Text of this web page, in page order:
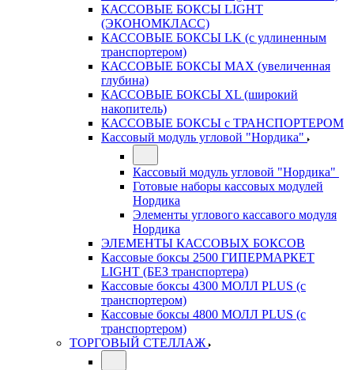
КАССОВЫЕ БОКСЫ LIGHT
(ЭКОНОМКЛАСС)
КАССОВЫЕ БОКСЫ LK (с удлиненным
транспортером)
КАССОВЫЕ БОКСЫ MAX (увеличенная
глубина)
КАССОВЫЕ БОКСЫ XL (широкий
накопитель)
КАССОВЫЕ БОКСЫ с ТРАНСПОРТЕРОМ
Кассовый модуль угловой "Нордика"
Кассовый модуль угловой "Нордика"
Готовые наборы кассовых модулей
Нордика
Элементы углового кассавого модуля
Нордика
ЭЛЕМЕНТЫ КАССОВЫХ БОКСОВ
Кассовые боксы 2500 ГИПЕРМАРКЕТ
LIGHT (БЕЗ транспортера)
Кассовые боксы 4300 МОЛЛ PLUS (с
транспортером)
Кассовые боксы 4800 МОЛЛ PLUS (с
транспортером)
ТОРГОВЫЙ СТЕЛЛАЖ